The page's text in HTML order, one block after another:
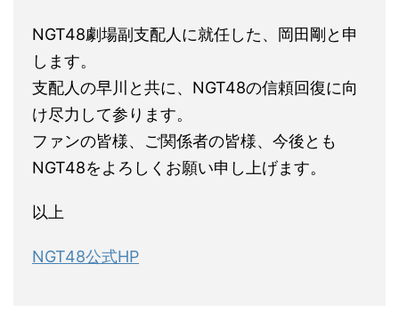
NGT48劇場副支配人に就任した、岡田剛と申
します。
支配人の早川と共に、NGT48の信頼回復に向
け尽力して参ります。
ファンの皆様、ご関係者の皆様、今後とも
NGT48をよろしくお願い申し上げます。
以上
NGT48公式HP